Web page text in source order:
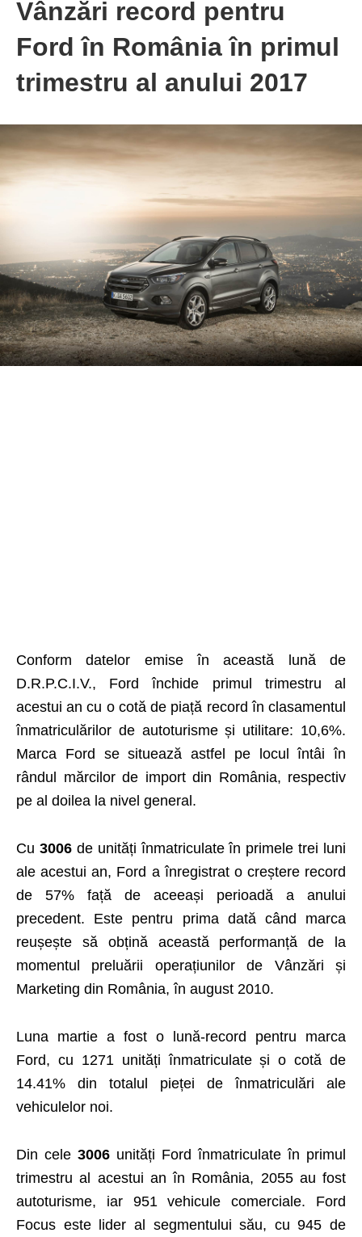
Vânzări record pentru
Ford în România în primul
trimestru al anului 2017
Conform datelor emise în această lună de
D.R.P.C.I.V., Ford închide primul trimestru al
acestui an cu o cotă de piață record în clasamentul
înmatriculărilor de autoturisme și utilitare: 10,6%.
Marca Ford se situează astfel pe locul întâi în
rândul mărcilor de import din România, respectiv
pe al doilea la nivel general.
Cu 3006de unități înmatriculate în primele trei luni
ale acestui an, Ford a înregistrat o creștere record
de 57% față de aceeași perioadă a anului
precedent. Este pentru prima dată când marca
reușește să obțină această performanță de la
momentul preluării operațiunilor de Vânzări și
Marketing din România, în august 2010.
Luna martie a fost o lună-record pentru marca
Ford, cu 1271 unități înmatriculate și o cotă de
14.41% din totalul pieței de înmatriculări ale
vehiculelor noi.
Din cele 3006 unități Ford înmatriculate în primul
trimestru al acestui an în România, 2055 au fost
autoturisme, iar 951 vehicule comerciale. Ford
Focus este lider al segmentului său, cu 945 de